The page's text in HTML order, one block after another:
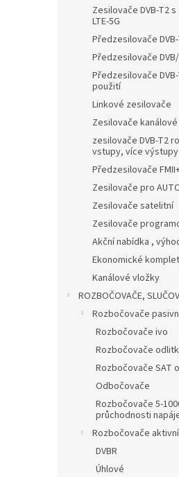
Zesilovače DVB-T2
LTE-5G
Předzesilovače
Předzesilovače
Předzesilovače
použití
Linkové zesilovače
Zesilovače kanálové
zesilovače DVB-T2
vstupy, více výstupy
Předzesilovače
Zesilovače pro
Zesilovače satelitní
Zesilovače
Akční nabídka ,
Ekonomické
Kanálové vložky
ROZBOČOVAČE,
Rozbočovače
Rozbočovače ivo
Rozbočovače
Rozbočovače SAT
Odbočovače
Rozbočovače 5-
průchodnosti
Rozbočovače aktivní
DVBR
Úhlové